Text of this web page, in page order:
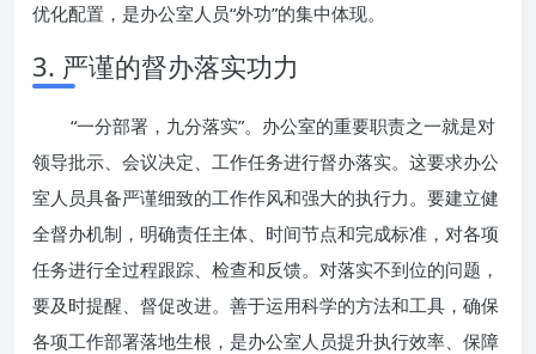
优化配置，是办公室人员“外功”的集中体现。
3. 严谨的督办落实功力
“一分部署，九分落实”。办公室的重要职责之一就是对
领导批示、会议决定、工作任务进行督办落实。这要求办公
室人员具备严谨细致的工作作风和强大的执行力。要建立健
全督办机制，明确责任主体、时间节点和完成标准，对各项
任务进行全过程跟踪、检查和反馈。对落实不到位的问题，
要及时提醒、督促改进。善于运用科学的方法和工具，确保
各项工作部署落地生根，是办公室人员提升执行效率、保障